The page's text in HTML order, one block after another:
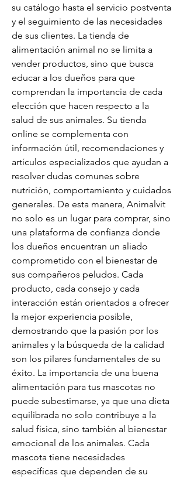
su catálogo hasta el servicio postventa
y el seguimiento de las necesidades
de sus clientes. La tienda de
alimentación animal no se limita a
vender productos, sino que busca
educar a los dueños para que
comprendan la importancia de cada
elección que hacen respecto a la
salud de sus animales. Su tienda
online se complementa con
información útil, recomendaciones y
artículos especializados que ayudan a
resolver dudas comunes sobre
nutrición, comportamiento y cuidados
generales. De esta manera, Animalvit
no solo es un lugar para comprar, sino
una plataforma de confianza donde
los dueños encuentran un aliado
comprometido con el bienestar de
sus compañeros peludos. Cada
producto, cada consejo y cada
interacción están orientados a ofrecer
la mejor experiencia posible,
demostrando que la pasión por los
animales y la búsqueda de la calidad
son los pilares fundamentales de su
éxito. La importancia de una buena
alimentación para tus mascotas no
puede subestimarse, ya que una dieta
equilibrada no solo contribuye a la
salud física, sino también al bienestar
emocional de los animales. Cada
mascota tiene necesidades
específicas que dependen de su